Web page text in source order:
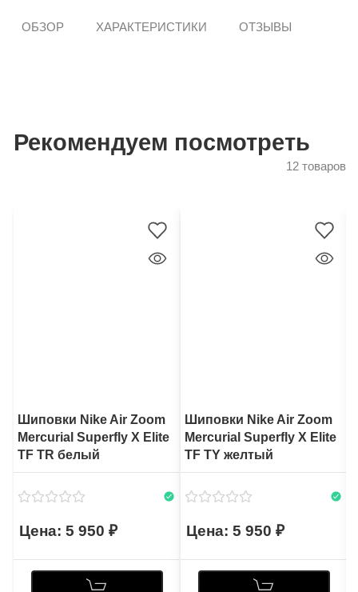
ОБЗОР ХАРАКТЕРИСТИКИ ОТЗЫВЫ
Рекомендуем посмотреть
12 товаров
Шиповки Nike Air Zoom
Mercurial Superfly X Elite
TF TR белый
5 950
Шиповки Nike Air Zoom
Mercurial Superfly X Elite
TF TY желтый
5 950